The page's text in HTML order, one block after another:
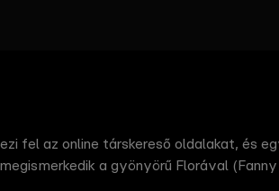
fel az online társkereső oldalakat,
a gyönyörű Florával